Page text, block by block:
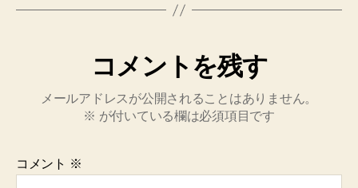
コメントを残す
メールアドレスが公開されることはありません。
※ が付いている欄は必須項目です
コメント ※